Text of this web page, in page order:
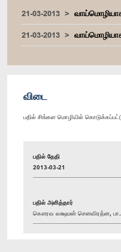
21-03-2013
21-03-2013
விடை
பதில் சிங்கள மொழியில்
பதில் தேதி
2013-03-21
பதில் அளித்தார்
கௌரவ லக்ஷமன் செனவிரத்ன,